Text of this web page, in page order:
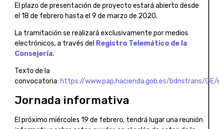
El plazo de presentación de proyecto estará abierto desde
el 18 de febrero hasta el 9 de marzo de 2020.
La tramitación se realizará exclusivamente por medios
electrónicos, a través del Registro Telemático de la
Consejería.
Texto de la
convocatoria: https://www.pap.hacienda.gob.es/bdnstrans/
Jornada informativa
El próximo miércoles 19 de febrero, tendrá lugar una reunión